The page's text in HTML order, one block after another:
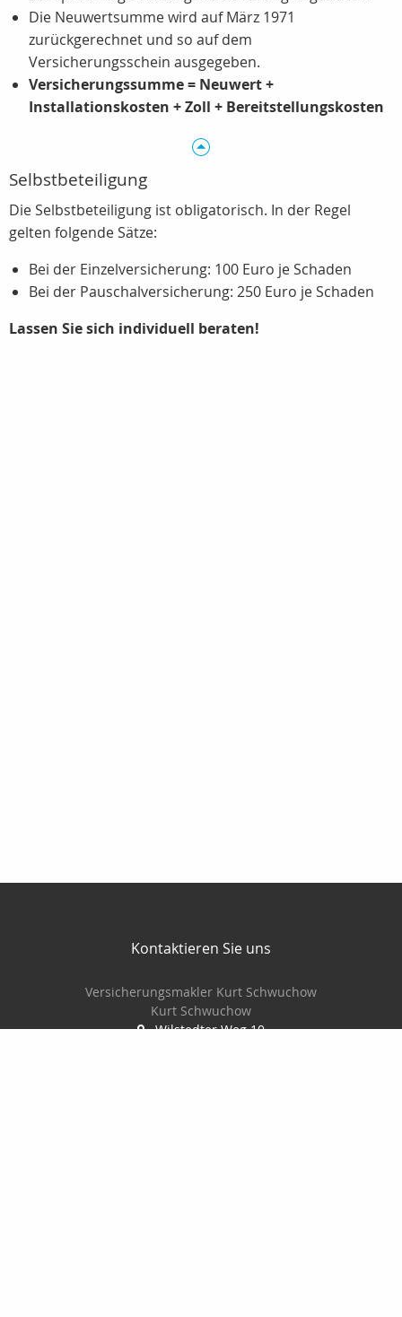
Die Neuwertsumme wird auf März 1971
zurückgerechnet und so auf dem
Versicherungsschein ausgegeben.
Versicherungssumme = Neuwert +
Installationskosten + Zoll + Bereitstellungskosten
Selbstbeteiligung
Die Selbstbeteiligung ist obligatorisch. In der Regel
gelten folgende Sätze:
Bei der Einzelversicherung: 100 Euro je Schaden
Bei der Pauschalversicherung: 250 Euro je Schaden
Lassen Sie sich individuell beraten!
Kontaktieren Sie uns
Versicherungsmakler Kurt Schwuchow
Kurt Schwuchow
Wilstedter Weg 10